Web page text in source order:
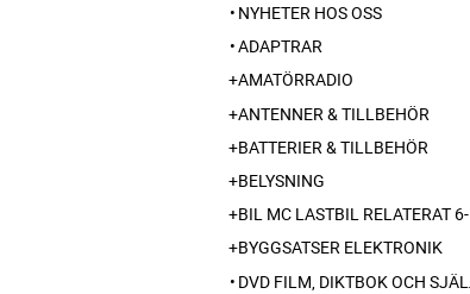
NYHETER HOS OSS
ADAPTRAR
AMATÖRRADIO
ANTENNER & TILLBEHÖR
BATTERIER & TILLBEHÖR
BELYSNING
BIL MC LASTBIL RELATERAT 6-12-24 240V
BYGGSATSER ELEKTRONIK
DVD FILM, DIKTBOK OCH SJÄLVBIOGRAFI FRÅN SKARABORG